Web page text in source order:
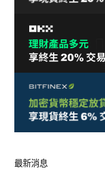
最新消息